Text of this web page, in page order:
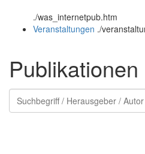
und
schließen
./was_internetpub.htm
Veranstaltungen ./
Publikationen